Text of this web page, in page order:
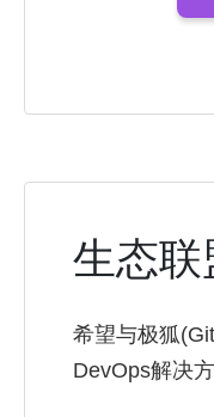
生态联
希望与极狐
DevOps解决